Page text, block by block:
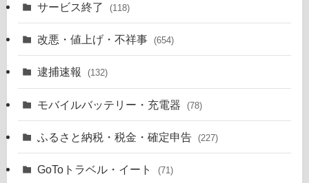
サービス終了 (118)
改悪・値上げ・不祥事 (654)
逮捕速報 (132)
モバイルバッテリー・充電器 (78)
ふるさと納税・税金・確定申告 (227)
GoToトラベル・イート (71)